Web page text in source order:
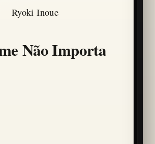
Ryoki Inoue
Não Importa